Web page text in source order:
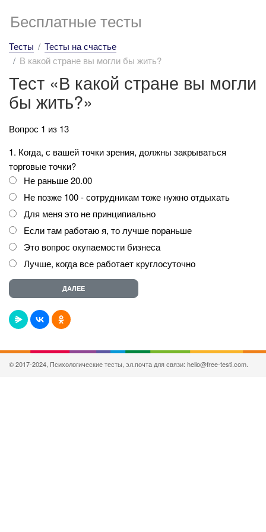
Бесплатные тесты
Тесты
Тесты на счастье
В какой стране вы могли бы жить?
Тест «В какой стране вы могли
бы жить?»
Вопрос 1 из 13
1. Когда, с вашей точки зрения, должны закрываться
торговые точки?
Не раньше 20.00
Не позже 100 - сотрудникам тоже нужно отдыхать
Для меня это не принципиально
Если там работаю я, то лучше пораньше
Это вопрос окупаемости бизнеса
Лучше, когда все работает круглосуточно
© 2017-2024, Психологические тесты, эл.почта для связи: hello@free-testi.com.